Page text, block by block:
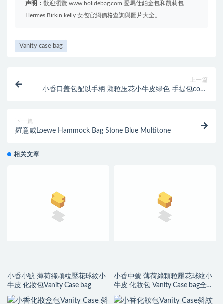
声明： 歡迎瀏覽 www.bolidebag.com 愛馬仕鉑金包和凱莉包
Hermes Birkin kelly 女包官網價格查詢與圖片大全。
Vanity case bag
上一篇
小香口盖包配以手柄 颗粒压花小牛皮绿色 手提包coco
下一篇
羅意威Loewe Hammock Bag Stone Blue Multitone
相关文章
小香小號 薄荷綠顆粒壓花球紋小
牛皮 化妝包Vanity Case bag
小香中號 薄荷綠顆粒壓花球紋小
牛皮 化妝包 Vanity Case bag全鋼
金屬